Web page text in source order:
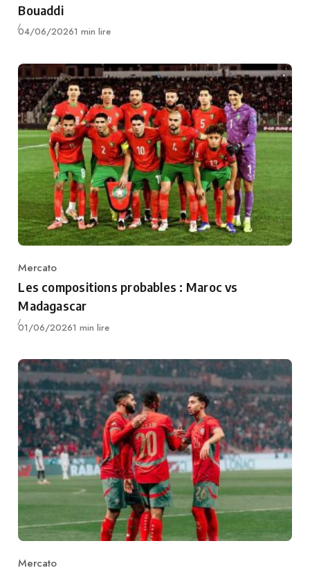
Bouaddi
Publié
04/06/20261 min lire
Category
Mercato
Les compositions probables : Maroc vs
Madagascar
Publié
01/06/20261 min lire
Category
Mercato